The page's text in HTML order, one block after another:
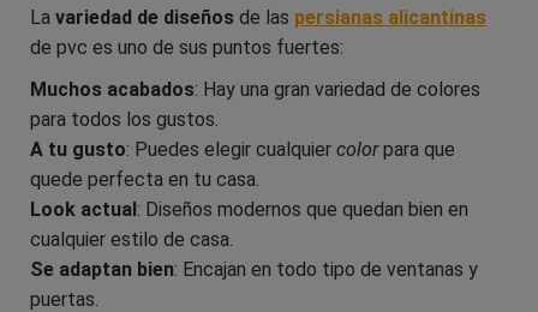
La variedad de diseños de las persianas alicantinas
de pvc es uno de sus puntos fuertes:
Muchos acabados: Hay una gran variedad de colores
para todos los gustos.
A tu gusto: Puedes elegir cualquier colorpara que
quede perfecta en tu casa.
Look actual: Diseños modernos que quedan bien en
cualquier estilo de casa.
Se adaptan bien: Encajan en todo tipo de ventanas y
puertas.